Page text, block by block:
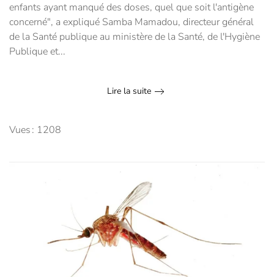
enfants ayant manqué des doses, quel que soit l'antigène
concerné", a expliqué Samba Mamadou, directeur général
de la Santé publique au ministère de la Santé, de l'Hygiène
Publique et...
Lire la suite
Vues : 1208